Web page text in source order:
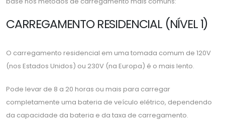
CARREGAMENTO RESIDENCIAL (NÍVEL 1)
O carregamento residencial em uma tomada comum de 120V
(nos Estados Unidos) ou 230V (na Europa) é o mais lento.
Pode levar de 8 a 20 horas ou mais para carregar
completamente uma bateria de veículo elétrico, dependendo
da capacidade da bateria e da taxa de carregamento.